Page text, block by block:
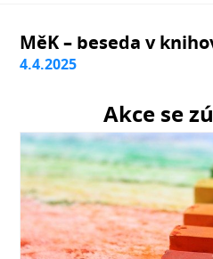
MěK – beseda v
4.4.2025
Akce se